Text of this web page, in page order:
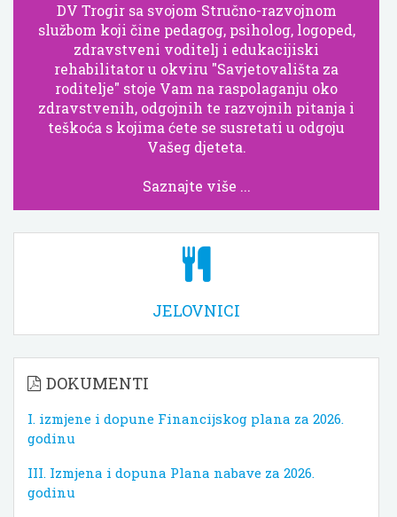
DV Trogir sa svojom Stručno-razvojnom
službom koji čine pedagog, psiholog, logoped,
zdravstveni voditelj i edukacijiski
rehabilitator u okviru "Savjetovališta za
roditelje" stoje Vam na raspolaganju oko
zdravstvenih, odgojnih te razvojnih pitanja i
teškoća s kojima ćete se susretati u odgoju
Vašeg djeteta.
Saznajte više ...
JELOVNICI
DOKUMENTI
I. izmjene i dopune Financijskog plana za 2026.
godinu
III. Izmjena i dopuna Plana nabave za 2026.
godinu